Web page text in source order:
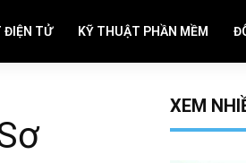
ĐIỆN TỬ KỸ THUẬT PHẦN MỀM
XEM